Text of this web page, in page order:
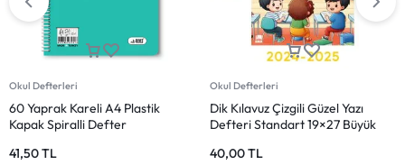
Okul Defterleri
A5 Plastik Kapak 40 Yaprak
Çizgili Defter
20,00TL
Okul Defterleri
A5 Plastik Kapak 40 Yaprak
Kareli Defter
14,75TL